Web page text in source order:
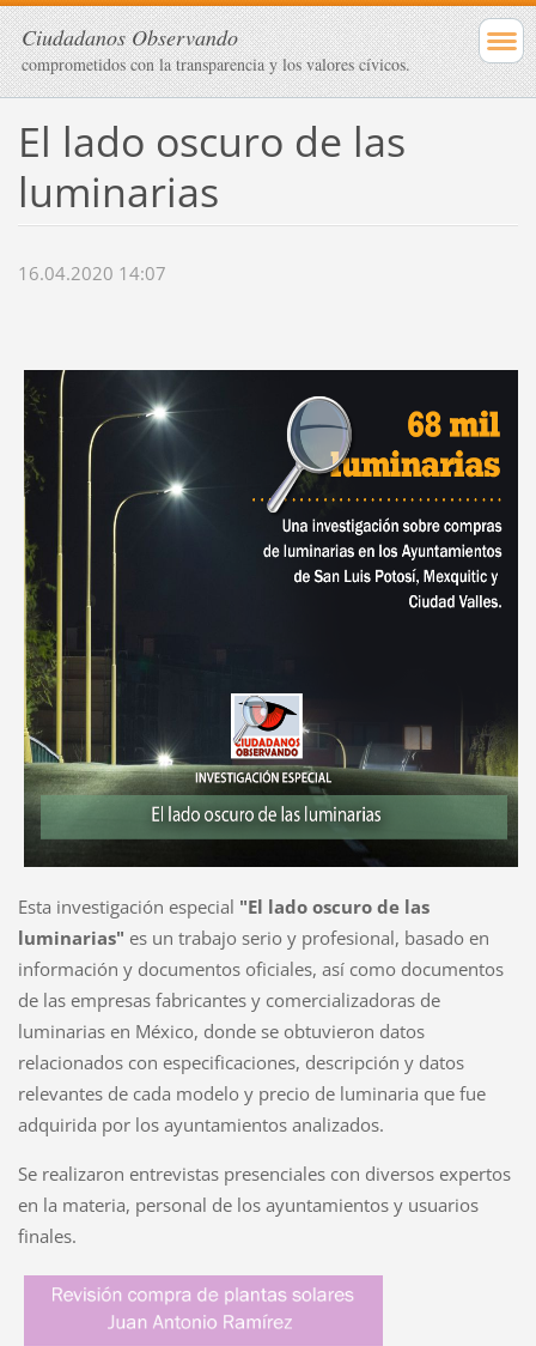
Ciudadanos Observando
comprometidos con la transparencia y los valores cívicos.
El lado oscuro de las
luminarias
16.04.2020 14:07
Esta investigación especial "El lado oscuro de las
luminarias" es un trabajo serio y profesional, basado en
información y documentos oficiales, así como documentos
de las empresas fabricantes y comercializadoras de
luminarias en México, donde se obtuvieron datos
relacionados con especificaciones, descripción y datos
relevantes de cada modelo y precio de luminaria que fue
adquirida por los ayuntamientos analizados.
Se realizaron entrevistas presenciales con diversos expertos
en la materia, personal de los ayuntamientos y usuarios
finales.